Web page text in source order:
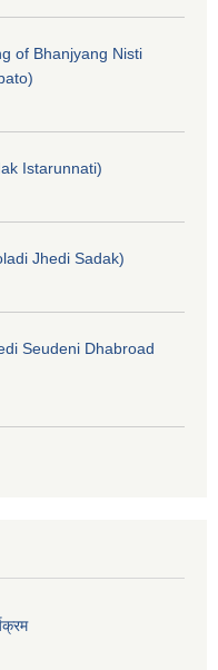
of Bhanjyang Nisti
Istarunnati)
Jhedi Sadak)
Seudeni Dhabroad